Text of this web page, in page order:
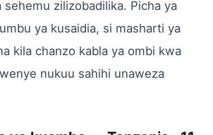
sehemu zilizobadilika. Picha ya
ya kusaidia, si masharti ya
kila chanzo kabla ya ombi kwa
nukuu sahihi unaweza